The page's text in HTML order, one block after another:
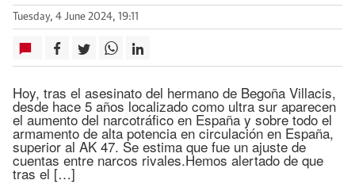
Tuesday, 4 June 2024, 19:11
Hoy, tras el asesinato del hermano de Begoña Villacis,
desde hace 5 años localizado como ultra sur aparecen
el aumento del narcotráfico en España y sobre todo el
armamento de alta potencia en circulación en España,
superior al AK 47. Se estima que fue un ajuste de
cuentas entre narcos rivales.Hemos alertado de que
tras el […]